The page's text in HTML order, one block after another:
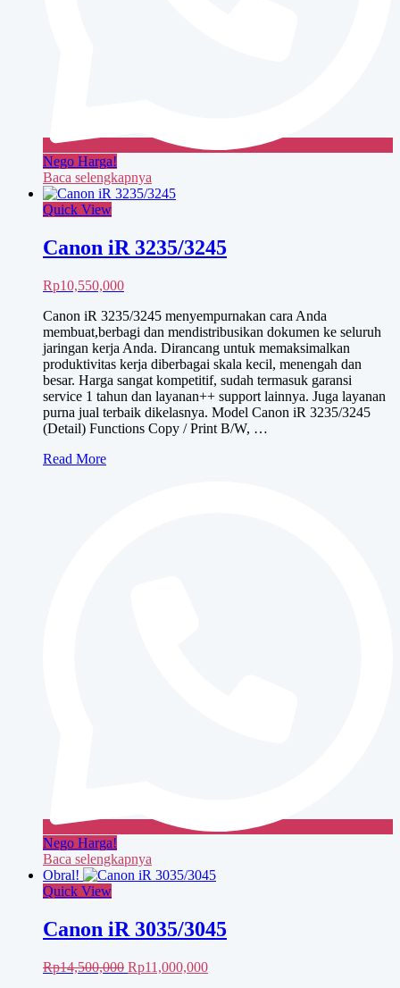
Nego Harga!
Baca selengkapnya
Quick View
Canon iR 3235/3245
Rp10,550,000
Canon iR 3235/3245 menyempurnakan cara Anda
membuat,berbagi dan mendistribusikan dokumen ke seluruh
jaringan kerja Anda. Dirancang untuk memaksimalkan
produktivitas kerja diberbagai skala kecil, menengah dan
besar. Harga sangat kompetitif, sudah termasuk garansi
service 1 tahun dan layanan++ support lainnya. Juga layanan
purna jual terbaik dikelasnya. Model Canon iR 3235/3245
(Detail) Functions Copy / Print B/W, …
Canon
Read More
Nego Harga!
Baca selengkapnya
Obral!
Quick View
Canon iR 3035/3045
Rp14,500,000 Harga
Rp11,000,000Harga